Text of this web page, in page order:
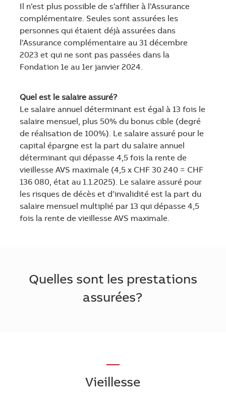
Il n’est plus possible de s’affilier à l’Assurance
complémentaire. Seules sont assurées les
personnes qui étaient déjà assurées dans
l’Assurance complémentaire au 31 décembre
2023 et qui ne sont pas passées dans la
Fondation 1e au 1er janvier 2024.
Quel est le salaire assuré?
Le salaire annuel déterminant est égal à 13 fois le
salaire mensuel, plus 50% du bonus cible (degré
de réalisation de 100%). Le salaire assuré pour le
capital épargne est la part du salaire annuel
déterminant qui dépasse 4,5 fois la rente de
vieillesse AVS maximale (4,5 x CHF 30 240 = CHF
136 080, état au 1.1.2025). Le salaire assuré pour
les risques de décès et d’invalidité est la part du
salaire mensuel multiplié par 13 qui dépasse 4,5
fois la rente de vieillesse AVS maximale.
Quelles sont les prestations
assurées?
—
Vieillesse